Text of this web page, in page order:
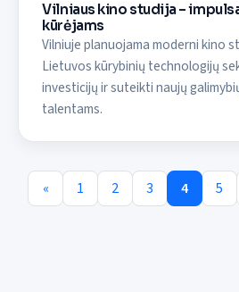
Vilniaus kino studija –
kūrėjams
Vilniuje planuojama moderni kino
Lietuvos kūrybinių technologijų
investicijų ir suteikti naujų
talentams.
« 1 2 3 4 5